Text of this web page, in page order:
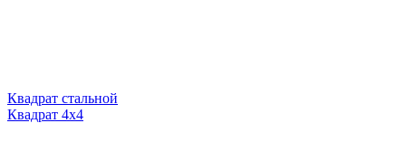
Квадрат стальной
Квадрат 4х4